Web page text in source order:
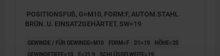
POSITIONSFUß, G=M10, FORM:F, AUTOM.STAHL
BRÜN. U. EINSATZGEHÄRTET, SW=19
GEWINDE / FÜR GEWINDE=M10 FORM=F D1=19
HÖHE=20
GEWINDETIEFE=10
E=21,9 SCHLÜSSELWEITE=19